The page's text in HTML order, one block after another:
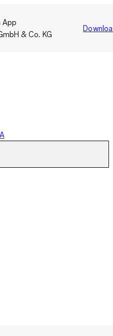
App
& Co. KG